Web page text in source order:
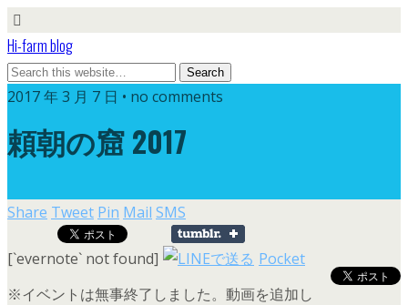
Hi-farm blog
2017 年 3 月 7 日 • no comments
頼朝の窟 2017
Share Tweet Pin Mail SMS
[`evernote` not found]
Pocket
※イベントは無事終了しました。動画を追加し